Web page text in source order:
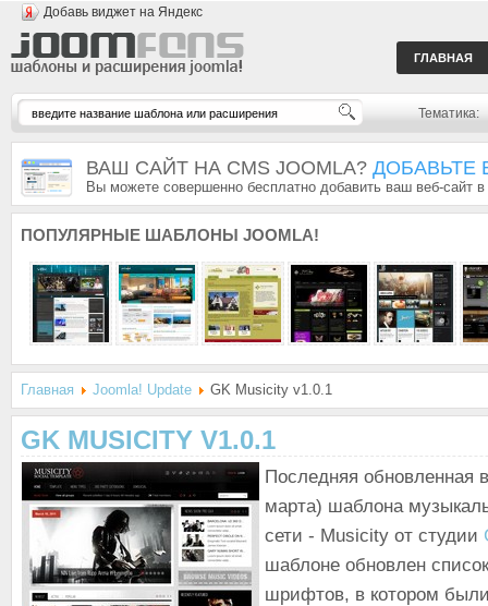
Добавь виджет на Яндекс
ГЛАВНАЯ
Тематика:
ВАШ САЙТ НА CMS JOOMLA? ДОБАВЬТЕ
Вы можете совершенно бесплатно добавить ваш веб-сайт
ПОПУЛЯРНЫЕ ШАБЛОНЫ JOOMLA!
Главная Joomla! Update GK Musicity v1.0.1
GK MUSICITY V1.0.1
Последняя обновленная
марта) шаблона
сети - Musicity от студии
шаблоне обновлен
шрифтов, в котором